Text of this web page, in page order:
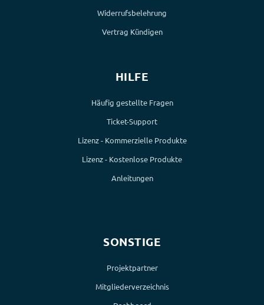
Widerrufsbelehrung
Vertrag Kündigen
HILFE
Häufig gestellte Fragen
Ticket-Support
Lizenz - Kommerzielle Produkte
Lizenz - Kostenlose Produkte
Anleitungen
SONSTIGE
Projektpartner
Mitgliederverzeichnis